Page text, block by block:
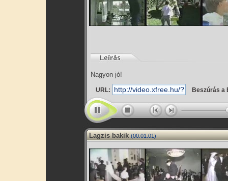
Nagyon jó!
URL: Beszúrás a
Lagzis bakik (00:01:01)